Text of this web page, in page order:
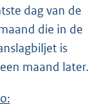
dag van de
die in de
is
maand later.